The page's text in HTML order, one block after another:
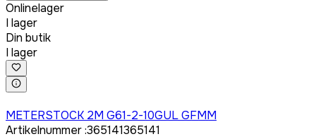
Onlinelager
I lager
Din butik
I lager
METERSTOCK 2M G61-2-10GUL GFMM
Artikelnummer:365141365141